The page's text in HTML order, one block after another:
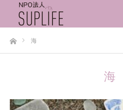
ホーム海
海